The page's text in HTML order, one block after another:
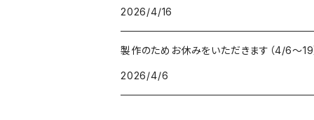
2026/4/16
製作のためお休みをいただきます（4/6〜19
2026/4/6